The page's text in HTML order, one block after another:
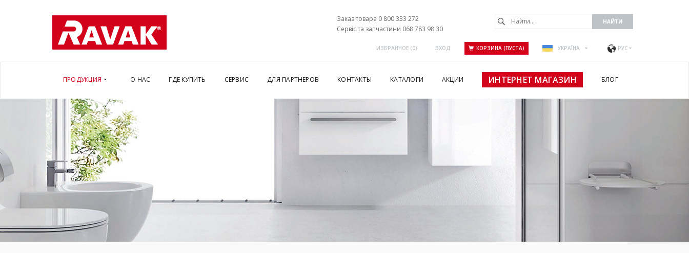
Заказ товара 0 800 333 272
Сервіс та запчастини 068 783 98 30
ИЗБРАННОЕ (0) ВХОД КОРЗИНА (ПУСТА) УКРАЇНА РУС
ПРОДУКЦИЯ О НАС ГДЕ КУПИТЬ СЕРВИС ДЛЯ ПАРТНЕРОВ КОНТАКТЫ КАТАЛОГИ АКЦИИ ИНТЕРНЕТ МАГАЗИН БЛОГ